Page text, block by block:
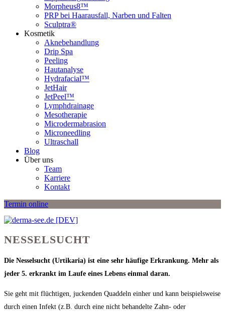
Morpheus8™
PRP bei Haarausfall, Narben und Falten
Sculptra®
Kosmetik
Aknebehandlung
Drip Spa
Peeling
Hautanalyse
Hydrafacial™
JetHair
JetPeel™
Lymphdrainage
Mesotherapie
Microdermabrasion
Microneedling
Ultraschall
Blog
Über uns
Team
Karriere
Kontakt
Termin online
NESSELSUCHT
Die Nesselsucht (Urtikaria) ist eine sehr häufige Erkrankung. Mehr als
jeder 5. erkrankt im Laufe eines Lebens einmal daran.
Sie geht mit flüchtigen, juckenden Quaddeln einher und kann beispielsweise
durch einen Infekt (z.B. durch eine nicht behandelte Zahn- oder